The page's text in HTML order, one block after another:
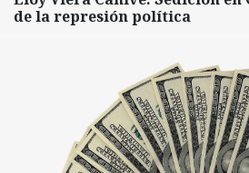
de la represión política